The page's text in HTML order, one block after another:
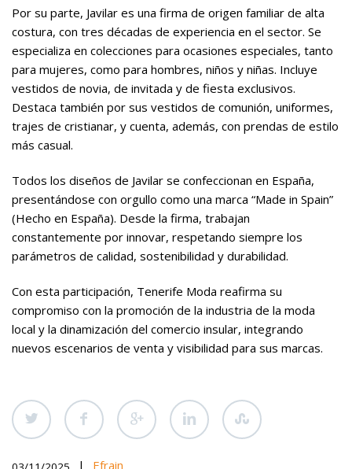
Por su parte, Javilar es una firma de origen familiar de alta
costura, con tres décadas de experiencia en el sector. Se
especializa en colecciones para ocasiones especiales, tanto
para mujeres, como para hombres, niños y niñas. Incluye
vestidos de novia, de invitada y de fiesta exclusivos.
Destaca también por sus vestidos de comunión, uniformes,
trajes de cristianar, y cuenta, además, con prendas de estilo
más casual.
Todos los diseños de Javilar se confeccionan en España,
presentándose con orgullo como una marca “Made in Spain”
(Hecho en España). Desde la firma, trabajan
constantemente por innovar, respetando siempre los
parámetros de calidad, sostenibilidad y durabilidad.
Con esta participación, Tenerife Moda reafirma su
compromiso con la promoción de la industria de la moda
local y la dinamización del comercio insular, integrando
nuevos escenarios de venta y visibilidad para sus marcas.
| Efrain